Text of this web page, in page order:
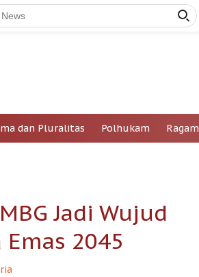
dan Pluralitas Polhukam Ragam
Jadi Wujud
2045